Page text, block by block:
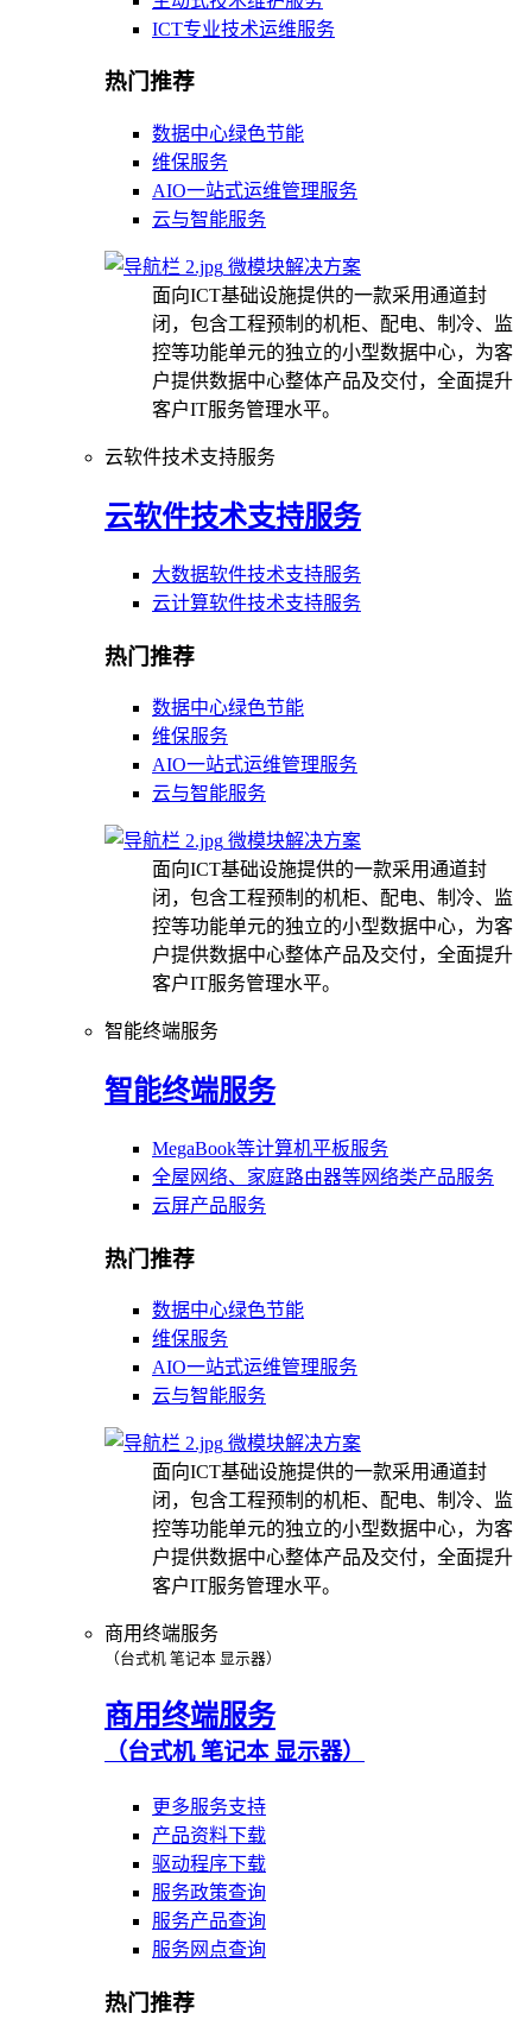
ICT专业技术运维服务
热门推荐
数据中心绿色节能
维保服务
AIO一站式运维管理服务
云与智能服务
微模块解决方案
面向ICT基础设施提供的一款采用通道封
闭，包含工程预制的机柜、配电、制冷、监
控等功能单元的独立的小型数据中心，为客
户提供数据中心整体产品及交付，全面提升
客户IT服务管理水平。
云软件技术支持服务
云软件技术支持服务
大数据软件技术支持服务
云计算软件技术支持服务
热门推荐
数据中心绿色节能
维保服务
AIO一站式运维管理服务
云与智能服务
微模块解决方案
面向ICT基础设施提供的一款采用通道封
闭，包含工程预制的机柜、配电、制冷、监
控等功能单元的独立的小型数据中心，为客
户提供数据中心整体产品及交付，全面提升
客户IT服务管理水平。
智能终端服务
智能终端服务
MegaBook等计算机平板服务
全屋网络、家庭路由器等网络类产品服务
云屏产品服务
热门推荐
数据中心绿色节能
维保服务
AIO一站式运维管理服务
云与智能服务
微模块解决方案
面向ICT基础设施提供的一款采用通道封
闭，包含工程预制的机柜、配电、制冷、监
控等功能单元的独立的小型数据中心，为客
户提供数据中心整体产品及交付，全面提升
客户IT服务管理水平。
商用终端服务
（台式机 笔记本 显示器）
商用终端服务
（台式机 笔记本 显示器）
更多服务支持
产品资料下载
驱动程序下载
服务政策查询
服务产品查询
服务网点查询
热门推荐